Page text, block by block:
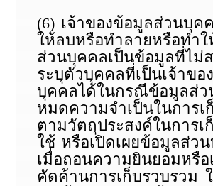
(6) เจ้าของข้อมูลส่วนบุค
ให้ลบหรือทำลายหรือทำ
ส่วนบุคคลเป็นข้อมูลที่ไม่
ระบุตัวบุคคลที่เป็นเจ้าขอ
บุคคลได้ในกรณีข้อมูลส่ว
หมดความจำเป็นในการเ
ตามวัตถุประสงค์ในการเ
ใช้ หรือเปิดเผยข้อมูลส่ว
เมื่อถอนความยินยอมหรือ
คัดค้านการเก็บรวบรวม